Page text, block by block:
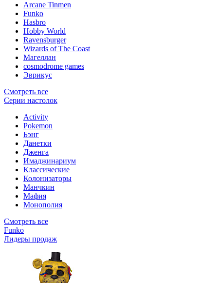
Arcane Tinmen
Funko
Hasbro
Hobby World
Ravensburger
Wizards of The Coast
Магеллан
сosmodrome games
Эврикус
Смотреть все
Серии настолок
Activity
Pokemon
Бэнг
Данетки
Дженга
Имаджинариум
Классические
Колонизаторы
Манчкин
Мафия
Монополия
Смотреть все
Funko
Лидеры продаж